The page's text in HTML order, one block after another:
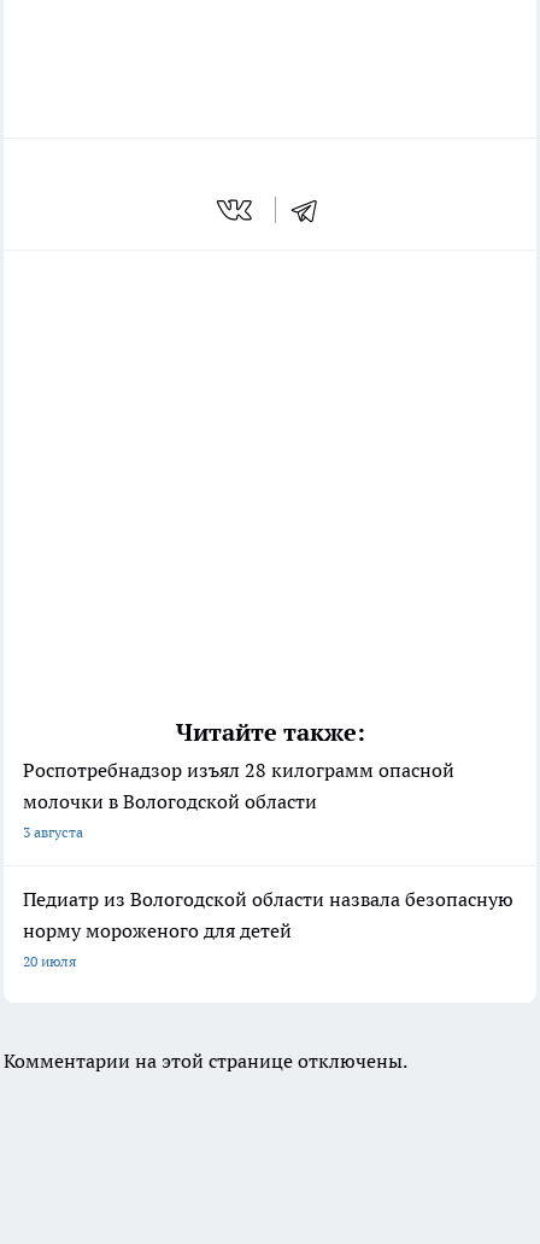
Читайте также:
Роспотребнадзор изъял 28 килограмм опасной
молочки в Вологодской области
3 августа
Педиатр из Вологодской области назвала безопасную
норму мороженого для детей
20 июля
Комментарии на этой странице отключены.